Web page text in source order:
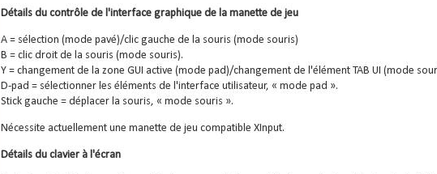
Détails du contrôle de l'interface graphique de la manette de jeu
A = sélection (mode pavé)/clic gauche de la souris (mode souris)
B = clic droit de la souris (mode souris).
Y = changement de la zone GUI active (mode pad)/changement de l'élément TAB UI (mode
D-pad = sélectionner les éléments de l'interface utilisateur, « mode pad ».
Stick gauche = déplacer la souris, « mode souris ».
Nécessite actuellement une manette de jeu compatible XInput.
Détails du clavier à l'écran